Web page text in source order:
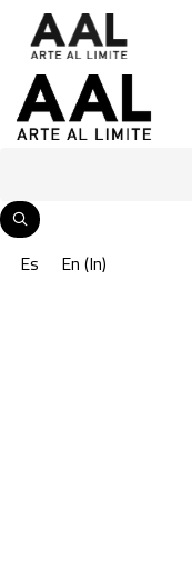
main
content
Es En (In)